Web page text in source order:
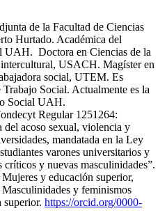
de la Facultad de Ciencias
Hurtado. Académica del
UAH. Doctora en Ciencias de la
USACH. Magíster en
social, UTEM. Es
Social. Actualmente es la
Social UAH.
Regular 1251264:
del acoso sexual, violencia y
mandatada en la Ley
varones universitarios y
críticos y nuevas masculinidades”.
y educación superior,
y feminismos
https://orcid.org/0000-